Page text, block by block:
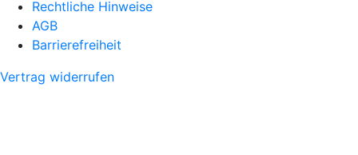
Rechtliche Hinweise
AGB
Barrierefreiheit
Vertrag widerrufen